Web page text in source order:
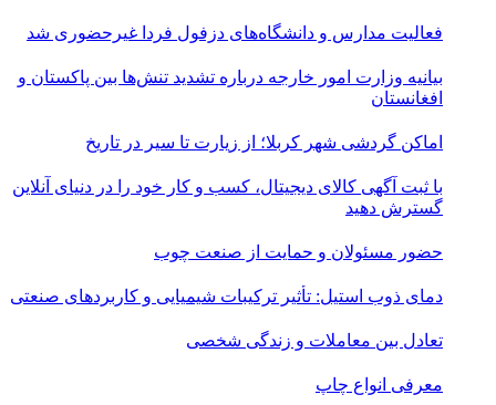
فعالیت مدارس و دانشگاه‌های دزفول فردا غیرحضوری شد
بیانیه وزارت امور خارجه درباره تشدید تنش‌ها بین پاکستان و
افغانستان
اماکن گردشی شهر کربلا؛ از زیارت تا سیر در تاریخ
با ثبت آگهی کالای دیجیتال، کسب و کار خود را در دنیای آنلاین
گسترش دهید
حضور مسئولان و حمایت از صنعت چوب
دمای ذوب استیل: تأثیر ترکیبات شیمیایی و کاربردهای صنعتی
تعادل بین معاملات و زندگی شخصی
معرفی انواع چاپ